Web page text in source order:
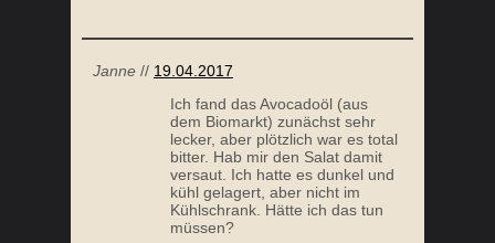
Janne // 19.04.2017
Ich fand das Avocadoöl (aus
dem Biomarkt) zunächst sehr
lecker, aber plötzlich war es total
bitter. Hab mir den Salat damit
versaut. Ich hatte es dunkel und
kühl gelagert, aber nicht im
Kühlschrank. Hätte ich das tun
müssen?